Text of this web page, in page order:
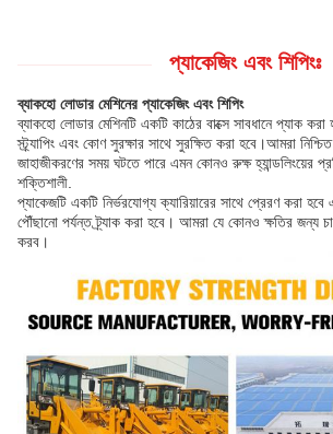
প্যাকেজিং এবং শিপিংঃ
ব্যাকহো লোডার মেশিনের প্যাকেজিং এবং শিপিং
ব্যাকহো লোডার মেশিনটি একটি কাঠের বাক্সে সাবধানে প্যাক করা
স্ট্র্যাপিং এবং কোণ সুরক্ষার সাথে সুরক্ষিত করা হবে।আমরা
জাহাজীকরণের সময় ঘটতে পারে এমন কোনও রুক্ষ হ্যান্ডলিংয়ের
শক্তিশালী.
প্যাকেজটি একটি নির্ভরযোগ্য ক্যারিয়ারের সাথে প্রেরণ করা
পৌঁছানো পর্যন্ত ট্র্যাক করা হবে। আমরা যে কোনও ক্ষতির জন্য
করব।